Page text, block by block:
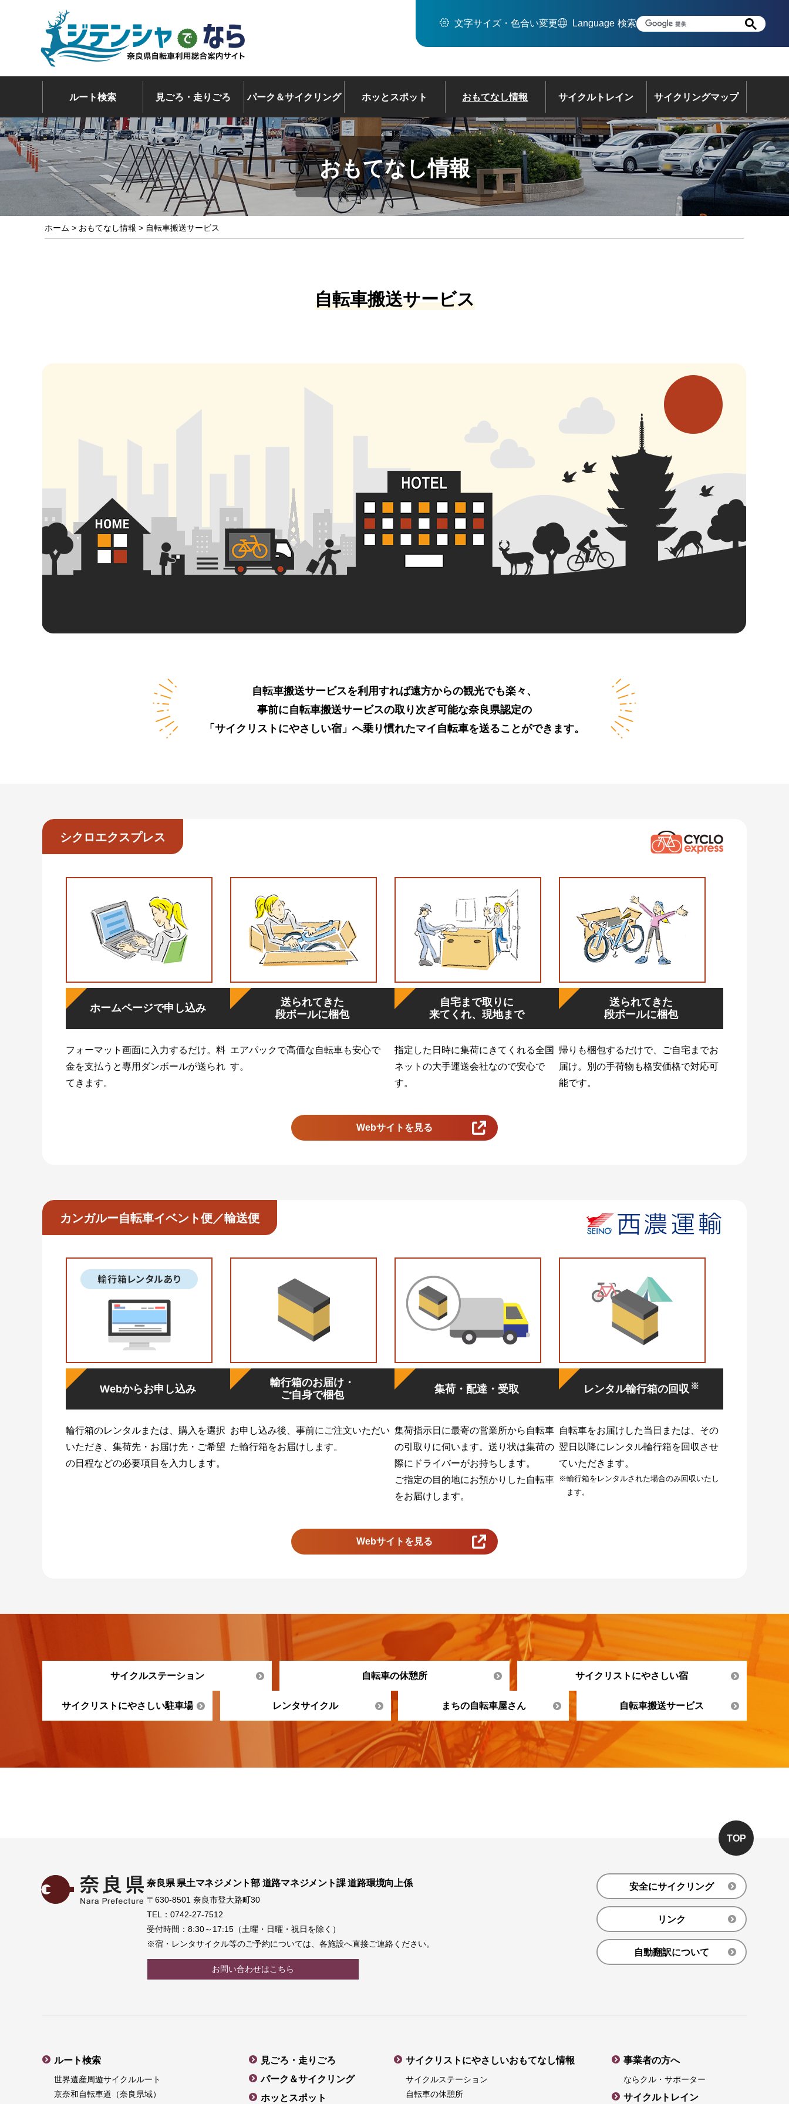
文字サイズ・色合い変更 Language 検索
ルート検索 見ごろ・走りごろ パーク＆サイクリング ホッとスポット おもてなし情報 サイクルトレイン サイクリングマップ
おもてなし情報
ホーム > おもてなし情報 > 自転車搬送サービス
自転車搬送サービス
自転車搬送サービスを利用すれば遠方からの観光でも楽々、
事前に自転車搬送サービスの取り次ぎ可能な奈良県認定の
「サイクリストにやさしい宿」へ乗り慣れたマイ自転車を送ることができます。
シクロエクスプレス
ホームページで申し込み
フォーマット画面に入力するだけ。料
金を支払うと専用ダンボールが送られ
てきます。
送られてきた
段ボールに梱包
エアパックで高価な自転車も安心で
す。
自宅まで取りに
来てくれ、現地まで
指定した日時に集荷にきてくれる全国
ネットの大手運送会社なので安心で
す。
送られてきた
段ボールに梱包
帰りも梱包するだけで、ご自宅までお
届け。別の手荷物も格安価格で対応可
能です。
Webサイトを見る
カンガルー自転車イベント便／輸送便
Webからお申し込み
輪行箱のレンタルまたは、購入を選択
いただき、集荷先・お届け先・ご希望
の日程などの必要項目を入力します。
輸行箱のお届け・
ご自身で梱包
お申し込み後、事前にご注文いただい
た輸行箱をお届けします。
集荷・配達・受取
集荷指示日に最寄の営業所から自転車
の引取りに伺います。送り状は集荷の
際にドライバーがお持ちします。
ご指定の目的地にお預かりした自転車
をお届けします。
レンタル輸行箱の回収 ※
自転車をお届けした当日または、その
翌日以降にレンタル輪行箱を回収させ
ていただきます。
※輸行箱をレンタルされた場合のみ回収いたし
ます。
Webサイトを見る
サイクルステーション 自転車の休憩所 サイクリストにやさしい宿
サイクリストにやさしい駐車場 レンタサイクル まちの自転車屋さん 自転車搬送サービス
奈良県 県土マネジメント部 道路マネジメント課 道路環境向上係
〒630-8501 奈良市登大路町30
TEL：0742-27-7512
受付時間：8:30～17:15（土曜・日曜・祝日を除く）
※宿・レンタサイクル等のご予約については、各施設へ直接ご連絡ください。
お問い合わせはこちら
安全にサイクリング
リンク
自動翻訳について
ルート検索
世界遺産周遊サイクルルート
京奈和自転車道（奈良県域）
見ごろ・走りごろ
パーク＆サイクリング
ホッとスポット
サイクリストにやさしいおもてなし情報
サイクルステーション
自転車の休憩所
事業者の方へ
ならクル・サポーター
サイクルトレイン
TOP